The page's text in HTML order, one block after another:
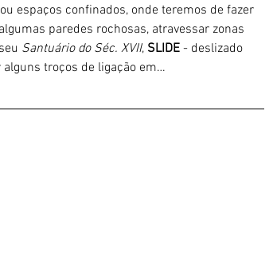
espaços confinados, onde teremos de fazer
paredes rochosas, atravessar zonas
Santuário do Séc. XVII, SLIDE - deslizado
troços de ligação em…